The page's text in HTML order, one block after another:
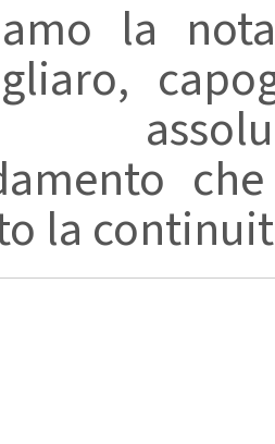
la
la